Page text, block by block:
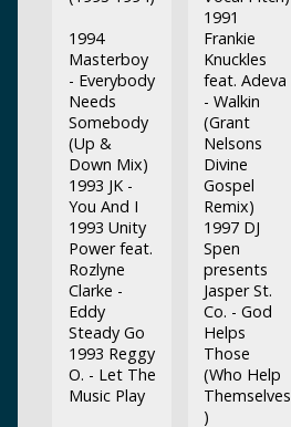
1994
Masterboy
- Everybody
Needs
Somebody
(Up &
Down Mix)
1993 JK -
You And I
1993 Unity
Power feat.
Rozlyne
Clarke -
Eddy
Steady Go
1993 Reggy
O. - Let The
Music Play
1991
Frankie
Knuckles
feat. Adeva
- Walkin
(Grant
Nelsons
Divine
Gospel
Remix)
1997 DJ
Spen
presents
Jasper St.
Co. - God
Helps
Those
(Who Help
Themselves
)